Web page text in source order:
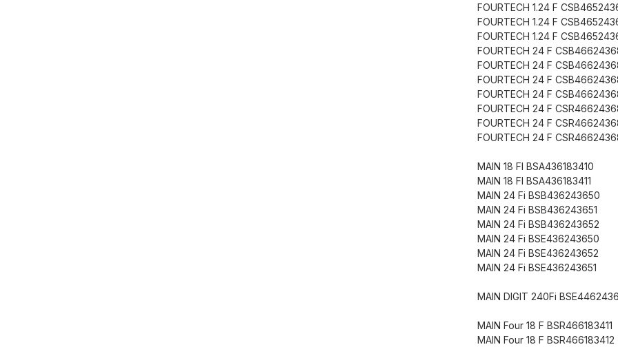
FOURTECH 1.24 F
FOURTECH 1.24 F
FOURTECH 1.24 F
FOURTECH 24 F
FOURTECH 24 F
FOURTECH 24 F
FOURTECH 24 F
FOURTECH 24 F
FOURTECH 24 F
FOURTECH 24 F
MAIN 18 FI BSA436183410
MAIN 18 FI BSA436183411
MAIN 24 Fi BSB436243650
MAIN 24 Fi BSB436243651
MAIN 24 Fi BSB436243652
MAIN 24 Fi BSE436243650
MAIN 24 Fi BSE436243652
MAIN 24 Fi BSE436243651
MAIN DIGIT 240Fi
MAIN Four 18 F BSR466183411
MAIN Four 18 F BSR466183412